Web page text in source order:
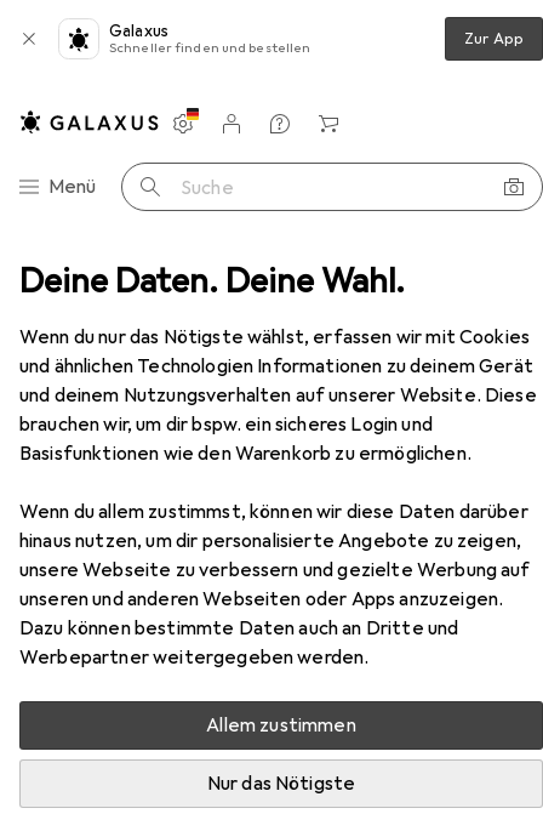
Deine Daten. Deine Wahl.
Wenn du nur das Nötigste wählst, erfassen wir mit Cookies
und ähnlichen Technologien Informationen zu deinem Gerät
und deinem Nutzungsverhalten auf unserer Website. Diese
brauchen wir, um dir bspw. ein sicheres Login und
Basisfunktionen wie den Warenkorb zu ermöglichen.
Wenn du allem zustimmst, können wir diese Daten darüber
hinaus nutzen, um dir personalisierte Angebote zu zeigen,
unsere Webseite zu verbessern und gezielte Werbung auf
unseren und anderen Webseiten oder Apps anzuzeigen.
Dazu können bestimmte Daten auch an Dritte und
Werbepartner weitergegeben werden.
Allem zustimmen
Nur das Nötigste
Galaxus
Schneller finden und bestellen Zur App
Navigation nach Kategorien
Menü Suche
Einstellungen
Kundenkonto
Vergleichslisten
Merklisten
Warenkorb
+ Wein Weingläser Nordal French Redwine Glass
EUR
50,44
NordalFrench Redwine Glass
Zubehör für Nordal French
Redwine Glass
Hier findest du passendes Zubehör zum Produkt Nordal
French Redwine Glass aus der Kategorie Flaschenöffner.